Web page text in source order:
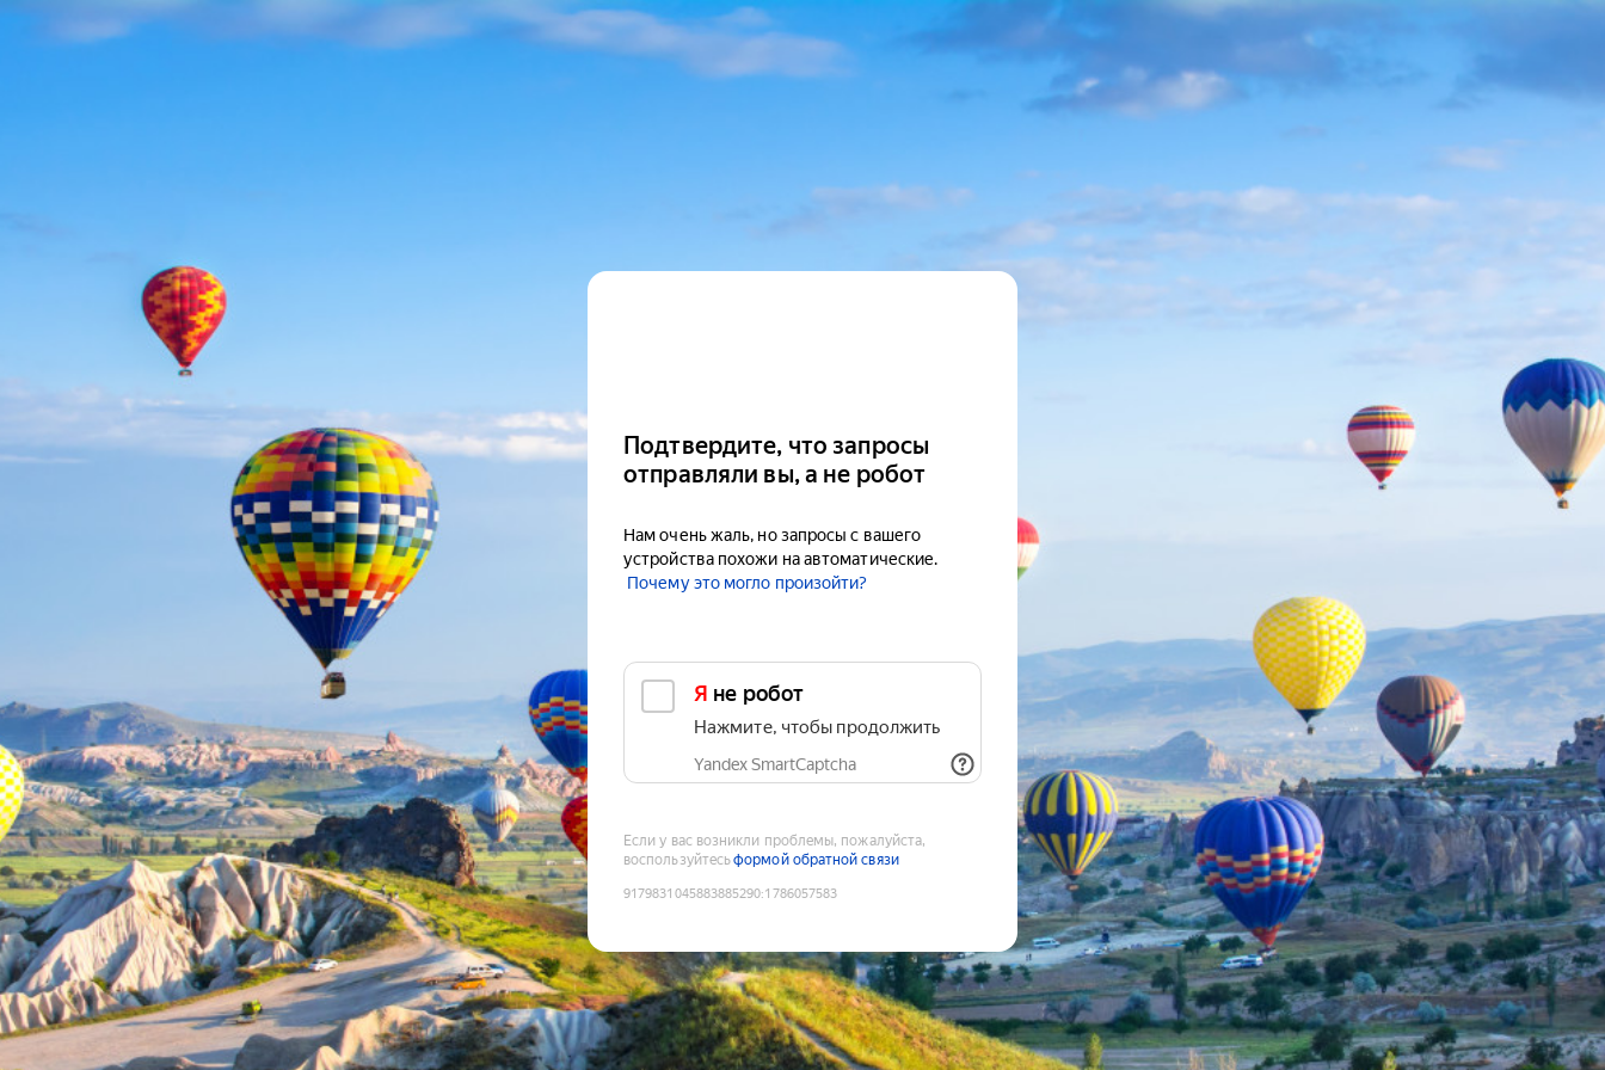
Подтвердите, что запросы
отправляли вы, а не робот
Нам очень жаль, но запросы с вашего
устройства похожи на автоматические.
Почему это могло произойти?
Я не робот
Нажмите, чтобы продолжить
Yandex SmartCaptcha
Если у вас возникли проблемы, пожалуйста,
воспользуйтесьформой обратной связи
9179831045883885290:1786057583